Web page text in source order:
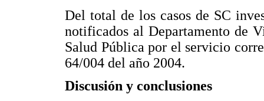
Del total de los casos de SC
notificados al Departamento de
Salud Pública por el servicio
64/004 del año 2004.
Discusión y conclusiones